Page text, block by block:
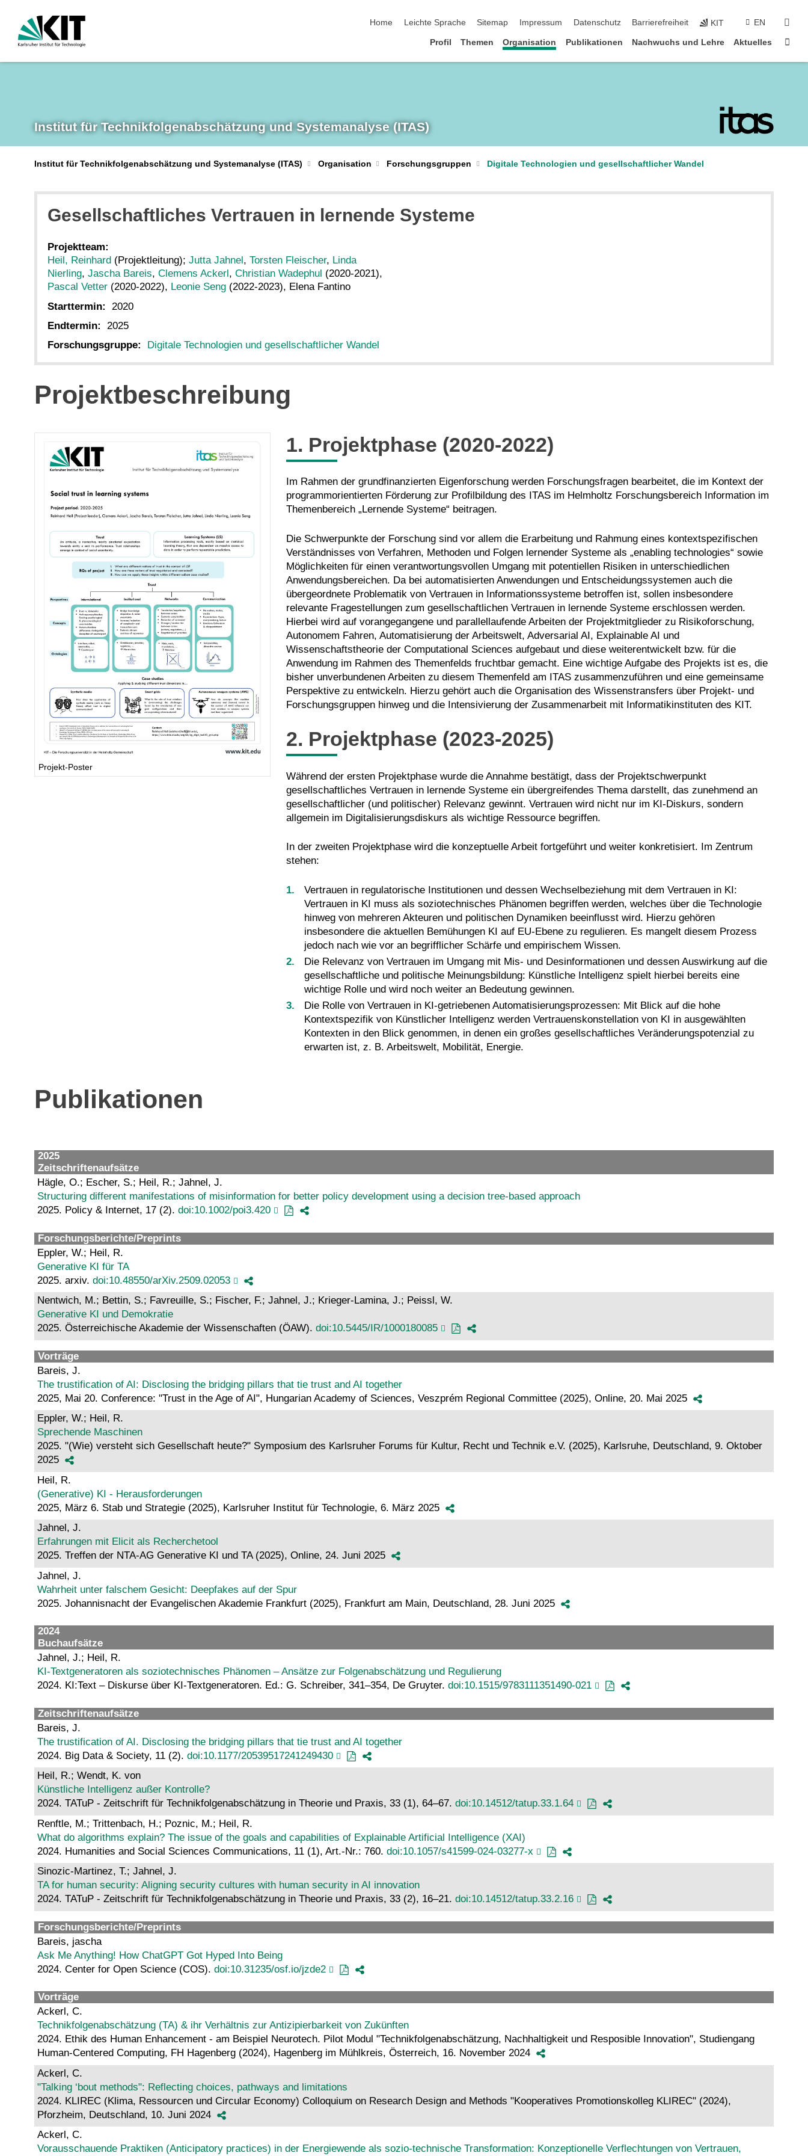
Home
Leichte Sprache Sitemap Impressum Datenschutz Barrierefreiheit KIT EN
Profil Themen Organisation Publikationen Nachwuchs und Lehre Aktuelles
Institut für Technikfolgen­abschätzung und System­analyse (ITAS)
Institut für Technikfolgenabschätzung und Systemanalyse (ITAS) Organisation Forschungsgruppen Digitale Technologien und gesellschaftlicher Wandel
Gesellschaftliches Vertrauen in lernende Systeme
Projektteam:
Heil, Reinhard (Projektleitung); Jutta Jahnel , Torsten Fleischer, Linda
Nierling, Jascha Bareis, Clemens Ackerl , Christian Wadephul (2020-2021),
Pascal Vetter (2020-2022), Leonie Seng (2022-2023), Elena Fantino
Starttermin:
2020
Endtermin:
2025
Forschungsgruppe:
Digitale Technologien und gesellschaftlicher Wandel
Projektbeschreibung
Projekt-Poster
1. Projektphase (2020-2022)
Im Rahmen der grundfinanzierten Eigenforschung werden Forschungsfragen bearbeitet, die im Kontext der
programmorientierten Förderung zur Profilbildung des ITAS im Helmholtz Forschungsbereich Information im
Themenbereich „Lernende Systeme“ beitragen.
Die Schwerpunkte der Forschung sind vor allem die Erarbeitung und Rahmung eines kontextspezifischen
Verständnisses von Verfahren, Methoden und Folgen lernender Systeme als „enabling technologies“ sowie
Möglichkeiten für einen verantwortungsvollen Umgang mit potentiellen Risiken in unterschiedlichen
Anwendungsbereichen. Da bei automatisierten Anwendungen und Entscheidungssystemen auch die
übergeordnete Problematik von Vertrauen in Informationssysteme betroffen ist, sollen insbesondere
relevante Fragestellungen zum gesellschaftlichen Vertrauen in lernende Systeme erschlossen werden.
Hierbei wird auf vorangegangene und parallellaufende Arbeiten der Projektmitglieder zu Risikoforschung,
Autonomem Fahren, Automatisierung der Arbeitswelt, Adversarial AI, Explainable AI und
Wissenschaftstheorie der Computational Sciences aufgebaut und diese weiterentwickelt bzw. für die
Anwendung im Rahmen des Themenfelds fruchtbar gemacht. Eine wichtige Aufgabe des Projekts ist es, die
bisher unverbundenen Arbeiten zu diesem Themenfeld am ITAS zusammenzuführen und eine gemeinsame
Perspektive zu entwickeln. Hierzu gehört auch die Organisation des Wissenstransfers über Projekt- und
Forschungsgruppen hinweg und die Intensivierung der Zusammenarbeit mit Informatikinstituten des KIT.
2. Projektphase (2023-2025)
Während der ersten Projektphase wurde die Annahme bestätigt, dass der Projektschwerpunkt
gesellschaftliches Vertrauen in lernende Systeme ein übergreifendes Thema darstellt, das zunehmend an
gesellschaftlicher (und politischer) Relevanz gewinnt. Vertrauen wird nicht nur im KI-Diskurs, sondern
allgemein im Digitalisierungsdiskurs als wichtige Ressource begriffen.
In der zweiten Projektphase wird die konzeptuelle Arbeit fortgeführt und weiter konkretisiert. Im Zentrum
stehen:
Vertrauen in regulatorische Institutionen und dessen Wechselbeziehung mit dem Vertrauen in KI:
Vertrauen in KI muss als soziotechnisches Phänomen begriffen werden, welches über die Technologie
hinweg von mehreren Akteuren und politischen Dynamiken beeinflusst wird. Hierzu gehören
insbesondere die aktuellen Bemühungen KI auf EU-Ebene zu regulieren. Es mangelt diesem Prozess
jedoch nach wie vor an begrifflicher Schärfe und empirischem Wissen.
Die Relevanz von Vertrauen im Umgang mit Mis- und Desinformationen und dessen Auswirkung auf die
gesellschaftliche und politische Meinungsbildung: Künstliche Intelligenz spielt hierbei bereits eine
wichtige Rolle und wird noch weiter an Bedeutung gewinnen.
Die Rolle von Vertrauen in KI-getriebenen Automatisierungsprozessen: Mit Blick auf die hohe
Kontextspezifik von Künstlicher Intelligenz werden Vertrauenskonstellation von KI in ausgewählten
Kontexten in den Blick genommen, in denen ein großes gesellschaftliches Veränderungspotenzial zu
erwarten ist, z. B. Arbeitswelt, Mobilität, Energie.
Publikationen
2025
Zeitschriftenaufsätze
Hägle, O.; Escher, S.; Heil, R.; Jahnel, J.
Structuring different manifestations of misinformation for better policy development using a decision tree‐based approach
2025. Policy & Internet, 17 (2). doi:10.1002/poi3.420
Forschungsberichte/Preprints
Eppler, W.; Heil, R.
Generative KI für TA
2025. arxiv. doi:10.48550/arXiv.2509.02053
Nentwich, M.; Bettin, S.; Favreuille, S.; Fischer, F.; Jahnel, J.; Krieger-Lamina, J.; Peissl, W.
Generative KI und Demokratie
2025. Österreichische Akademie der Wissenschaften (ÖAW). doi:10.5445/IR/1000180085
Vorträge
Bareis, J.
The trustification of AI: Disclosing the bridging pillars that tie trust and AI together
2025, Mai 20. Conference: "Trust in the Age of AI", Hungarian Academy of Sciences, Veszprém Regional Committee (2025), Online, 20. Mai 2025
Eppler, W.; Heil, R.
Sprechende Maschinen
2025. "(Wie) versteht sich Gesellschaft heute?" Symposium des Karlsruher Forums für Kultur, Recht und Technik e.V. (2025), Karlsruhe, Deutschland, 9. Oktober
2025
Heil, R.
(Generative) KI - Herausforderungen
2025, März 6. Stab und Strategie (2025), Karlsruher Institut für Technologie, 6. März 2025
Jahnel, J.
Erfahrungen mit Elicit als Recherchetool
2025. Treffen der NTA-AG Generative KI und TA (2025), Online, 24. Juni 2025
Jahnel, J.
Wahrheit unter falschem Gesicht: Deepfakes auf der Spur
2025. Johannisnacht der Evangelischen Akademie Frankfurt (2025), Frankfurt am Main, Deutschland, 28. Juni 2025
2024
Buchaufsätze
Jahnel, J.; Heil, R.
KI-Textgeneratoren als soziotechnisches Phänomen – Ansätze zur Folgenabschätzung und Regulierung
2024. KI:Text – Diskurse über KI-Textgeneratoren. Ed.: G. Schreiber, 341–354, De Gruyter. doi:10.1515/9783111351490-021
Zeitschriftenaufsätze
Bareis, J.
The trustification of AI. Disclosing the bridging pillars that tie trust and AI together
2024. Big Data & Society, 11 (2). doi:10.1177/20539517241249430
Heil, R.; Wendt, K. von
Künstliche Intelligenz außer Kontrolle?
2024. TATuP - Zeitschrift für Technikfolgenabschätzung in Theorie und Praxis, 33 (1), 64–67. doi:10.14512/tatup.33.1.64
Renftle, M.; Trittenbach, H.; Poznic, M.; Heil, R.
What do algorithms explain? The issue of the goals and capabilities of Explainable Artificial Intelligence (XAI)
2024. Humanities and Social Sciences Communications, 11 (1), Art.-Nr.: 760. doi:10.1057/s41599-024-03277-x
Sinozic-Martinez, T.; Jahnel, J.
TA for human security: Aligning security cultures with human security in AI innovation
2024. TATuP - Zeitschrift für Technikfolgenabschätzung in Theorie und Praxis, 33 (2), 16–21. doi:10.14512/tatup.33.2.16
Forschungsberichte/Preprints
Bareis, jascha
Ask Me Anything! How ChatGPT Got Hyped Into Being
2024. Center for Open Science (COS). doi:10.31235/osf.io/jzde2
Vorträge
Ackerl, C.
Technikfolgenabschätzung (TA) & ihr Verhältnis zur Antizipierbarkeit von Zukünften
2024. Ethik des Human Enhancement - am Beispiel Neurotech. Pilot Modul "Technikfolgenabschätzung, Nachhaltigkeit und Resposible Innovation", Studiengang
Human-Centered Computing, FH Hagenberg (2024), Hagenberg im Mühlkreis, Österreich, 16. November 2024
Ackerl, C.
"Talking ‘bout methods": Reflecting choices, pathways and limitations
2024. KLIREC (Klima, Ressourcen und Circular Economy) Colloquium on Research Design and Methods "Kooperatives Promotionskolleg KLIREC" (2024),
Pforzheim, Deutschland, 10. Juni 2024
Ackerl, C.
Vorausschauende Praktiken (Anticipatory practices) in der Energiewende als sozio-technische Transformation: Konzeptionelle Verflechtungen von Vertrauen,